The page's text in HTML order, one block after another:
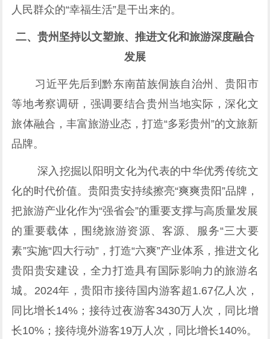
人民群众的“幸福生活”是干出来的。
二、贵州坚持以文塑旅、推进文化和旅游深度融合
发展
习近平先后到黔东南苗族侗族自治州、贵阳市
等地考察调研，强调要结合贵州当地实际，深化文
旅体融合，丰富旅游业态，打造“多彩贵州”的文旅新
品牌。
深入挖掘以阳明文化为代表的中华优秀传统文
化的时代价值。贵阳贵安持续擦亮“爽爽贵阳”品牌，
把旅游产业化作为“强省会”的重要支撑与高质量发展
的重要载体，围绕旅游资源、客源、服务“三大要
素”实施“四大行动”，打造“六爽”产业体系，推进文化
贵阳贵安建设，全力打造具有国际影响力的旅游名
城。2024年，贵阳市接待国内游客超1.67亿人次，
同比增长14%；接待过夜游客3430万人次，同比增
长10%；接待境外游客19万人次，同比增长140%。